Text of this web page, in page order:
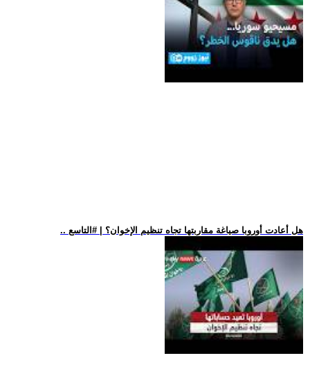
.. هل أعادت أوروبا صياغة مقاربتها تجاه تنظيم الإخوان؟ | #التاسع